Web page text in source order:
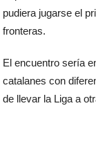
pudiera jugarse el
fronteras.
El encuentro sería
catalanes con
de llevar la Liga a